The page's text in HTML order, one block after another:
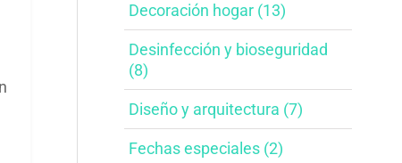
Decoración hogar (13)
Desinfección y bioseguridad​
(8)
Diseño y arquitectura​ (7)
Fechas especiales​ (2)